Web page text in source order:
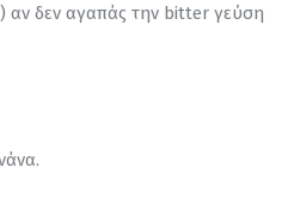
αν δεν αγαπάς την bitter γεύση